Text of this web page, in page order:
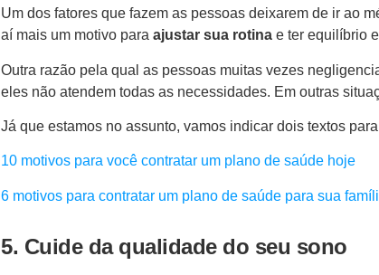
Um dos fatores que fazem as pessoas deixarem de ir ao
aí mais um motivo para ajustar sua rotina e ter equilíbrio
Outra razão pela qual as pessoas muitas vezes
eles não atendem todas as necessidades. Em outras
Já que estamos no assunto, vamos indicar dois textos
10 motivos para você contratar um plano de saúde hoje
6 motivos para contratar um plano de saúde para sua
5. Cuide da qualidade do seu sono